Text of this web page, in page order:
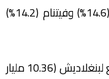
23.4%) والصين (+ 19.5%) وكمبوديا (14.6%) وفيتنام (14.2%)
، فإن النمو السريع لبنغلاديش (10.36 مليار